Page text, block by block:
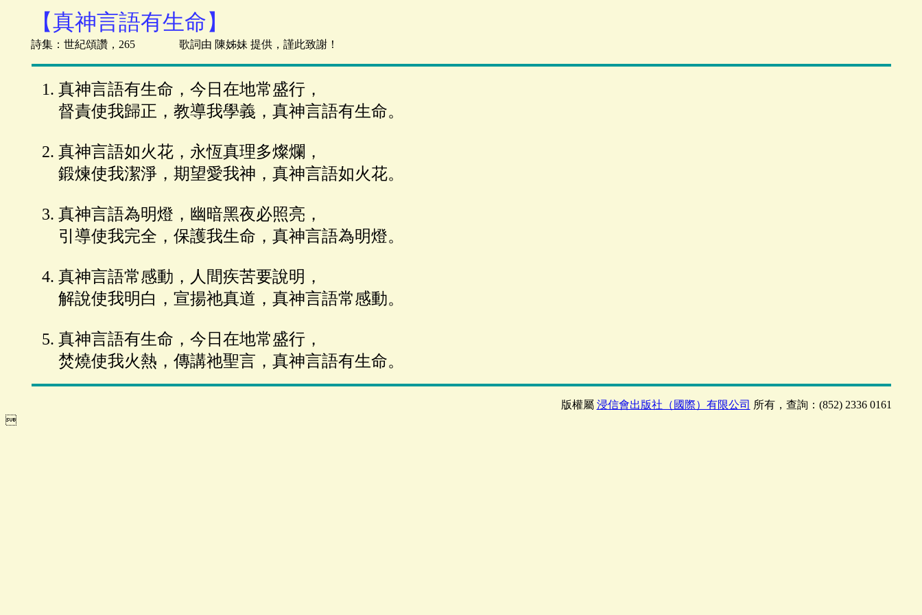
【真神言語有生命】
詩集：世紀頌讚，265 歌詞由 陳姊妹 提供，謹此致謝！
真神言語有生命，今日在地常盛行，
督責使我歸正，教導我學義，真神言語有生命。
真神言語如火花，永恆真理多燦爛，
鍛煉使我潔淨，期望愛我神，真神言語如火花。
真神言語為明燈，幽暗黑夜必照亮，
引導使我完全，保護我生命，真神言語為明燈。
真神言語常感動，人間疾苦要說明，
解說使我明白，宣揚祂真道，真神言語常感動。
真神言語有生命，今日在地常盛行，
焚燒使我火熱，傳講祂聖言，真神言語有生命。
版權屬 浸信會出版社（國際）有限公司 所有，查詢：(852) 2336 0161
